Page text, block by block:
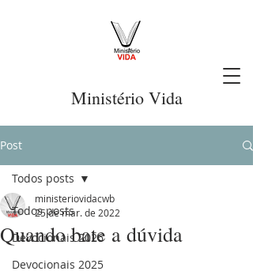
Ministério Vida
Post
Todos posts
Devocionais 2026
Devocionais 2025
Todos posts
Quando bate a dúvida
ministeriovidacwb
25 de mar. de 2022